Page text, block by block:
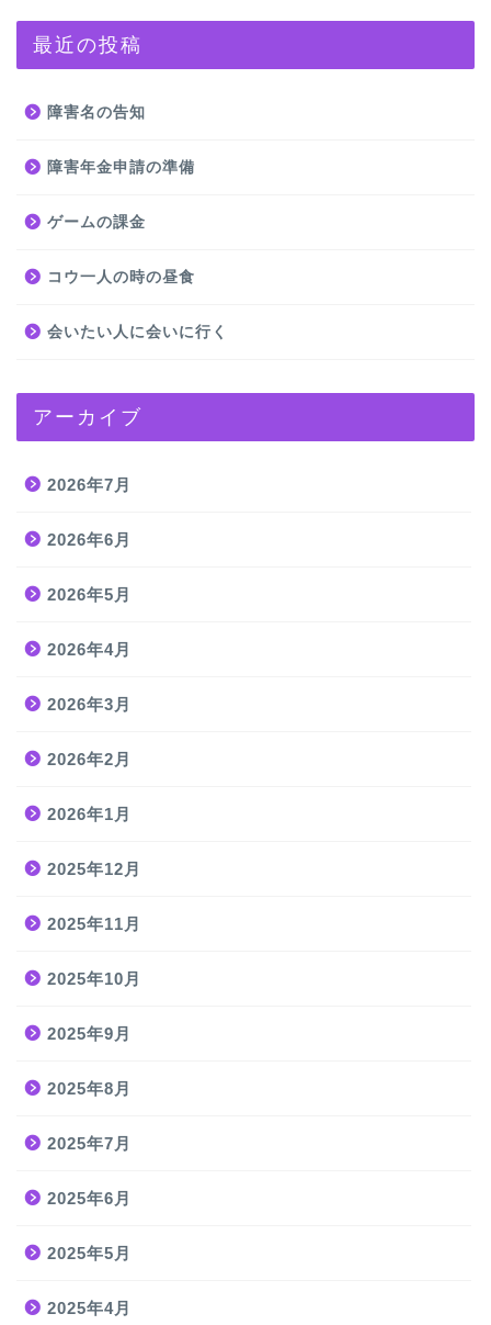
最近の投稿
障害名の告知
障害年金申請の準備
ゲームの課金
コウ一人の時の昼食
会いたい人に会いに行く
アーカイブ
2026年7月
2026年6月
2026年5月
2026年4月
2026年3月
2026年2月
2026年1月
2025年12月
2025年11月
2025年10月
2025年9月
2025年8月
2025年7月
2025年6月
2025年5月
2025年4月